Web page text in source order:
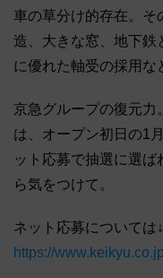
車の草分け的存在。そ
造、大きな窓、地下鉄
に優れた軸受の採用な
京急グループの復元力
は、オープン初日の1
ット応募で抽選に選
ら気をつけて。
ネット応募については
https://